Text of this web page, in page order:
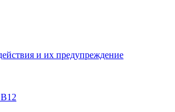
и их предупреждение